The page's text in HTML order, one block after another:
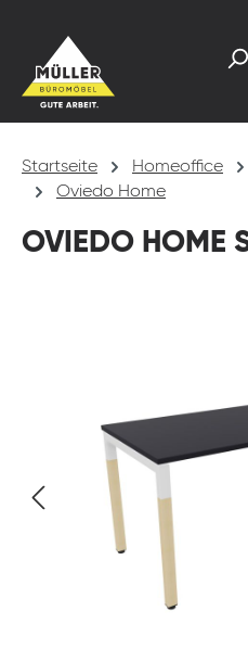
Startseite Homeoffice
Oviedo Home
OVIEDO HOME